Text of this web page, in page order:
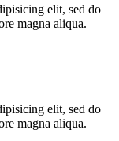
elit, sed do
magna aliqua.
elit, sed do
magna aliqua.